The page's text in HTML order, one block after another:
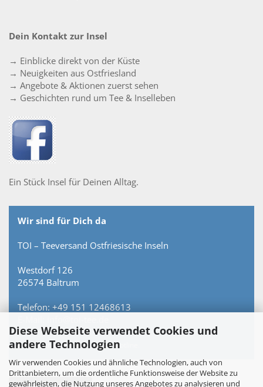
Diese Webseite verwendet Cookies und
andere Technologien
Wir verwenden Cookies und ähnliche Technologien, auch von
Drittanbietern, um die ordentliche Funktionsweise der Website zu
gewährleisten, die Nutzung unseres Angebotes zu analysieren und
Dein Kontakt zur Insel
→ Einblicke direkt von der Küste
→ Neuigkeiten aus Ostfriesland
→ Angebote & Aktionen zuerst sehen
→ Geschichten rund um Tee & Inselleben
Ein Stück Insel für Deinen Alltag.
Wir sind für Dich da
TOI – Teeversand Ostfriesische Inseln
Westdorf 126
26574 Baltrum
Telefon: +49 151 12468613
Persönlich erreichbar – keine Hotline.
Vertrag widerrufen